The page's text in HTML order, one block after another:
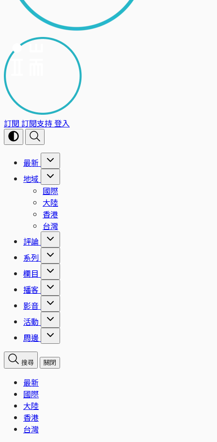
訂閱 訂閱支持登入
最新
地域
國際
大陸
香港
台灣
評論
系列
欄目
播客
影音
活動
周邊
搜尋 關閉
最新
國際
大陸
香港
台灣